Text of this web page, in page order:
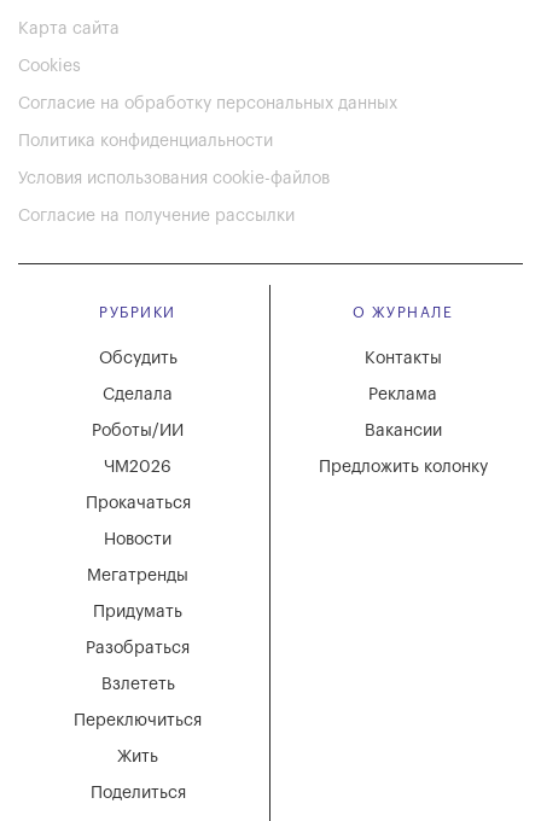
Карта сайта
Cookies
Согласие на обработку персональных данных
Политика конфиденциальности
Условия использования cookie-файлов
Согласие на получение рассылки
РУБРИКИ
Мегатренды
Придумать
Разобраться
Взлететь
Новости
Переключиться
Жить
Поделиться
Обсудить
Сделала
Роботы/ИИ
ЧМ2026
Прокачаться
О ЖУРНАЛЕ
Вакансии
Реклама
Контакты
Предложить колонку